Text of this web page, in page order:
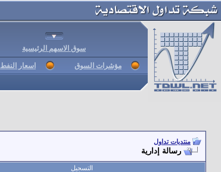
سوق الاسهم الرئيسية
مؤشرات السوق اسعار النفط
منتديات تداول
رسالة إدارية
التسجيل